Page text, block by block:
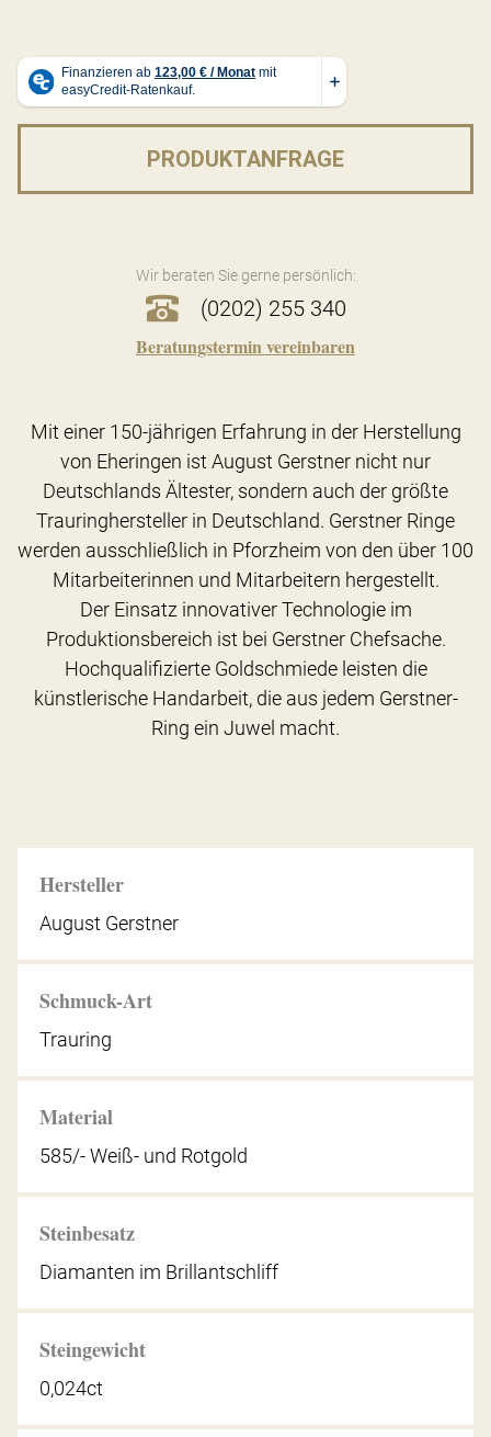
PRODUKTANFRAGE
Wir beraten Sie gerne persönlich:
(0202) 255 340
Beratungstermin vereinbaren
Hersteller
August Gerstner
Schmuck-Art
Trauring
Material
585/- Weiß- und Rotgold
Steinbesatz
Diamanten im Brillantschliff
Steingewicht
0,024ct
Mit einer 150-jährigen Erfahrung in der Herstellung
von Eheringen ist August Gerstner nicht nur
Deutschlands Ältester, sondern auch der größte
Trauringhersteller in Deutschland. Gerstner Ringe
werden ausschließlich in Pforzheim von den über 100
Mitarbeiterinnen und Mitarbeitern hergestellt.
Der Einsatz innovativer Technologie im
Produktionsbereich ist bei Gerstner Chefsache.
Hochqualifizierte Goldschmiede leisten die
künstlerische Handarbeit, die aus jedem Gerstner-
Ring ein Juwel macht.